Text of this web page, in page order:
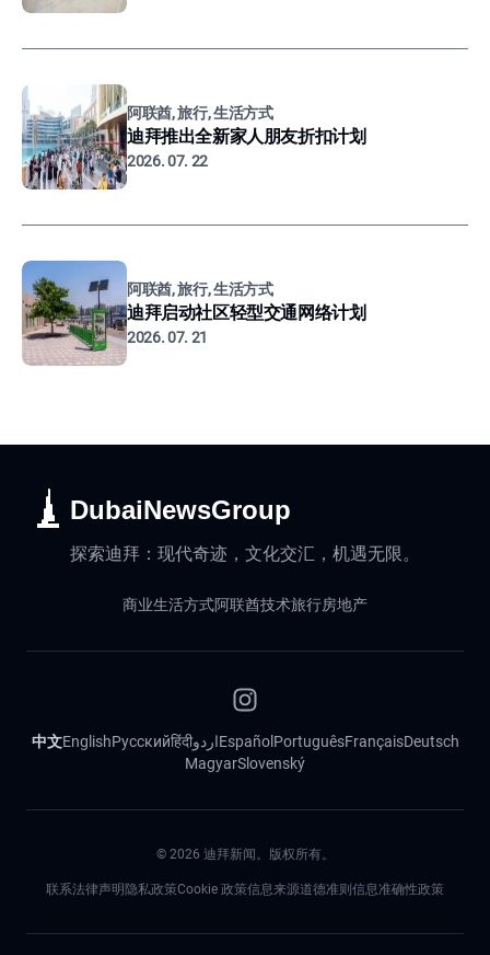
阿联酋, 旅行, 生活方式
迪拜推出全新家人朋友折扣计划
2026. 07. 22
阿联酋, 旅行, 生活方式
迪拜启动社区轻型交通网络计划
2026. 07. 21
DubaiNewsGroup
探索迪拜：现代奇迹，文化交汇，机遇无限。
商业生活方式阿联酋技术旅行房地产
中文EnglishРусскийहिंदीاردوEspañol PortuguêsFrançaisDeutsch
MagyarSlovenský
© 2026 迪拜新闻。版权所有。
联系法律声明 隐私政策Cookie 政策信息来源道德准则 信息准确性政策